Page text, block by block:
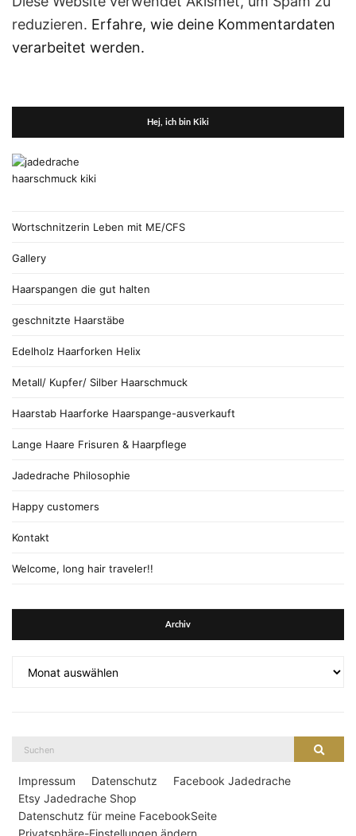
reduzieren. Erfahre, wie deine Kommentardaten
verarbeitet werden.
Hej, ich bin Kiki
Wortschnitzerin Leben mit ME/CFS
Gallery
Haarspangen die gut halten
geschnitzte Haarstäbe
Edelholz Haarforken Helix
Metall/ Kupfer/ Silber Haarschmuck
Haarstab Haarforke Haarspange-ausverkauft
Lange Haare Frisuren & Haarpflege
Jadedrache Philosophie
Happy customers
Kontakt
Welcome, long hair traveler!!
Archiv
Suche
Impressum Datenschutz
Facebook Jadedrache
Etsy Jadedrache Shop
Datenschutz für meine FacebookSeite